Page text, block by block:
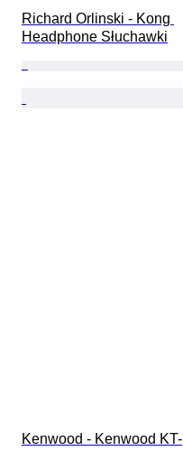
Richard Orlinski - Kong
Headphone Słuchawki
Kenwood - Kenwood KT-